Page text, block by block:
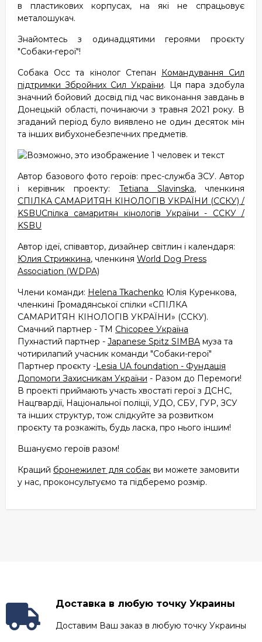
в пластикових корпусах, на які не спрацьовує
металошукач.
Знайомтесь з одинадцятими героями проєкту
"Собаки-герої"!
Собака Осс та кінолог Степан Командування Сил
підтримки Збройних Сил України. Ця пара здобула
значний бойовий досвід під час виконання завдань в
Донецькій області, починаючи з травня 2021 року. В
згаданий період було виявлено не один десяток мін
та інших вибухонебезпечних предметів.
Автор базового фото героїв: прес-служба ЗСУ. Автор
і керівник проекту: Tetiana Slavinska, членкиня
СПІЛКА САМАРИТЯН КІНОЛОГІВ УКРАЇНИ (ССКУ) /
KSBUСпілка самаритян кінологів України - ССКУ /
KSBU
Автор ідеї, співавтор, дизайнер світлин і календаря:
Юлия Стрижкина, членкиня World Dog Press
Association (WDPA)
Члени команди: Helena Tkachenko Юлія Куренкова,
членкині Громадянської спілки «СПІЛКА
САМАРИТЯН КІНОЛОГІВ УКРАЇНИ» (ССКУ).
Смачний партнер - ТМ Chicopee Україна
Пухнастий партнер - Japanese Spitz SIMBA муза та
чотирилапий учасник команди "Собаки-герої"
Партнер проєкту -Lesia UA foundation - Фундація
Допомоги Захисникам України - Разом до Перемоги!
В проекті приймають участь хвостаті герої з ДСНС,
Нацгвардії, Національної поліції, УДО, СБУ, ГУР, ЗСУ
та інших структур, тож слідкуйте за розвитком
проєкту та розкажіть, будь ласка, про нього іншим!
Вшануємо героїв разом!
Кращий бронежилет для собак ви можете замовити
у нас, проконсультуємо та підберемо розмір.
Доставка в любую точку Украины
Доставим Ваш заказ в любую точку Украины